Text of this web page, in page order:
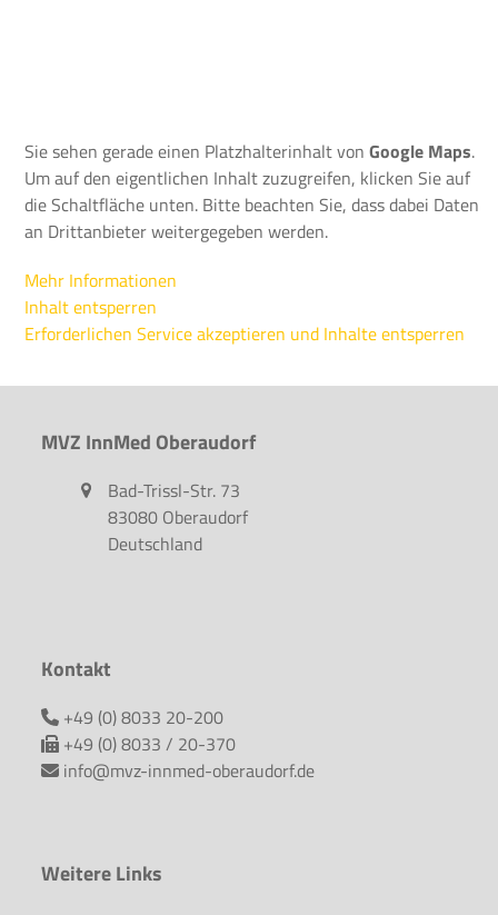
Sie sehen gerade einen Platzhalterinhalt vonGoogle Maps.
Um auf den eigentlichen Inhalt zuzugreifen, klicken Sie auf
die Schaltfläche unten. Bitte beachten Sie, dass dabei Daten
an Drittanbieter weitergegeben werden.
Mehr Informationen
Inhalt entsperren
Erforderlichen Service akzeptieren und Inhalte entsperren
MVZ InnMed Oberaudorf
Bad-Trissl-Str. 73
83080 Oberaudorf
Deutschland
Kontakt
+49 (0) 8033 20-200
+49 (0) 8033 / 20-370
info@mvz-innmed-oberaudorf.de
Weitere Links